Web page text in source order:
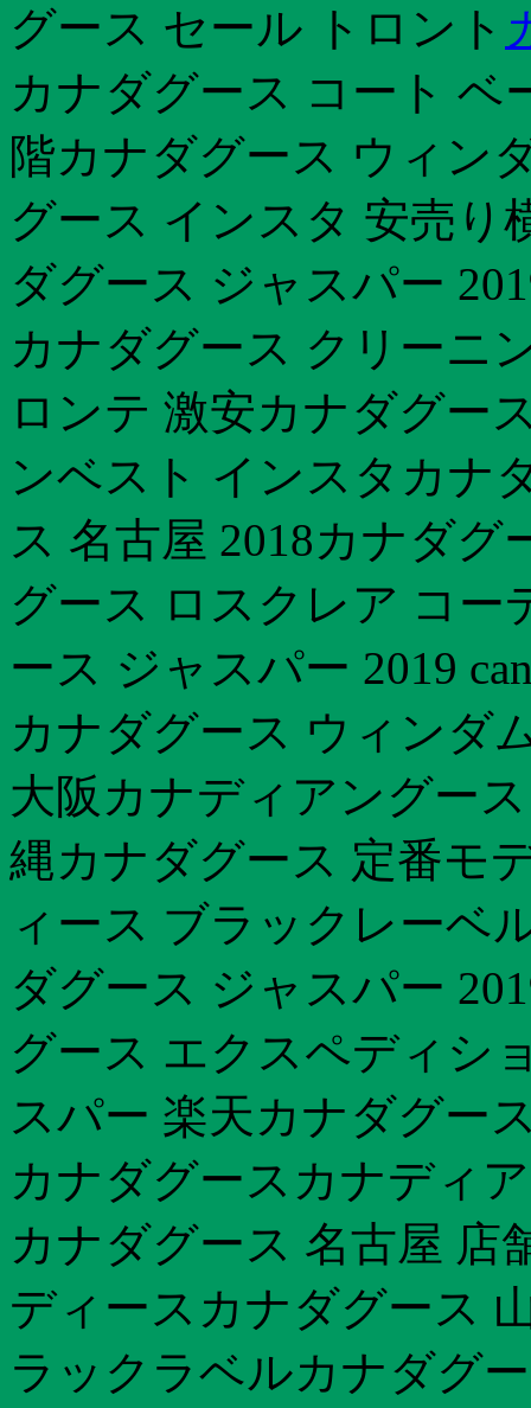
グース セール トロント
カナダグース コート ベ
階カナダグース ウィン
グース インスタ 安売り
ダグース ジャスパー
カナダグース クリーニ
ロンテ 激安カナダグー
ンベスト インスタカナ
ス 名古屋 2018カナダグ
グース ロスクレア コー
ース ジャスパー 2019
カナダグース ウィンダ
大阪カナディアングー
縄カナダグース 定番モ
ィース ブラックレーベ
ダグース ジャスパー
グース エクスペディシ
スパー 楽天カナダグー
カナダグースカナディ
カナダグース 名古屋 店
ディースカナダグース
ラックラベルカナダグ